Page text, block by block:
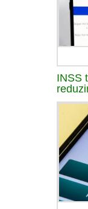
INSS